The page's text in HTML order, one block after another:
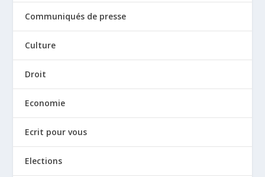
Communiqués de presse
Culture
Droit
Economie
Ecrit pour vous
Elections